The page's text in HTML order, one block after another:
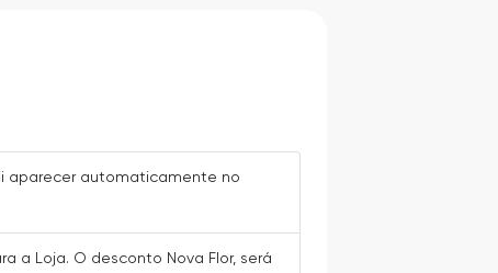
aparecer automaticamente no
a Loja. O desconto Nova Flor, será